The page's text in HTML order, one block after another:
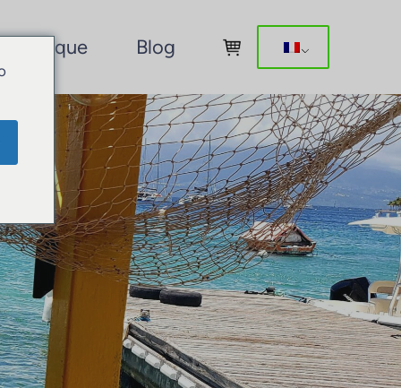
Boutique Blog